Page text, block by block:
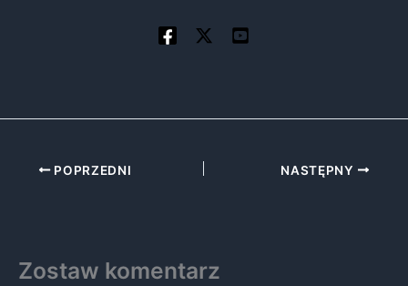
POPRZEDNI NASTĘPNY
Zostaw komentarz